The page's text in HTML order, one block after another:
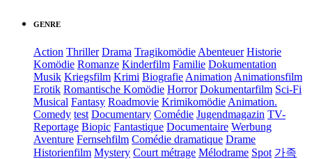
GENRE
Action Thriller Drama Tragikomödie Abenteuer Historie
Komödie Romanze Kinderfilm Familie Dokumentation
Musik Kriegsfilm Krimi Biografie Animation Animationsfilm
Erotik Romantische Komödie Horror Dokumentarfilm Sci-Fi
Musical Fantasy Roadmovie Krimikomödie Animation.
Comedy test Documentary Comédie Jugendmagazin TV-
Reportage Biopic Fantastique Documentaire Werbung
Aventure Fernsehfilm Comédie dramatique Drame
Historienfilm Mystery Court métrage Mélodrame Spot 가족